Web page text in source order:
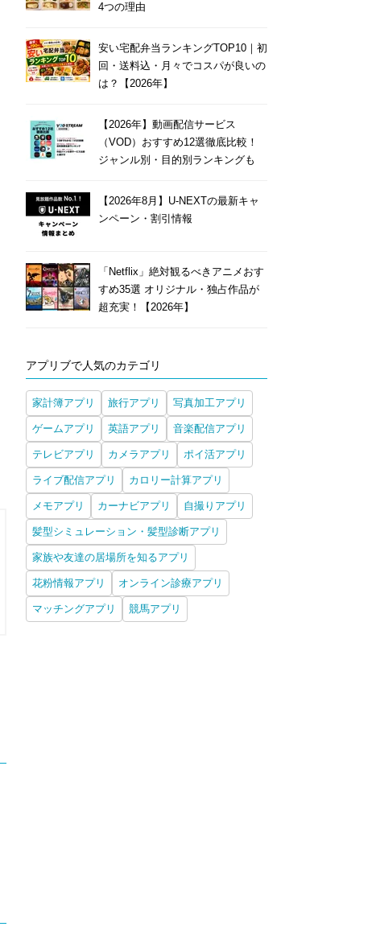
4つの理由
安い宅配弁当ランキングTOP10｜初
回・送料込・月々でコスパが良いの
は？【2026年】
【2026年】動画配信サービス
（VOD）おすすめ12選徹底比較！
ジャンル別・目的別ランキングも
【2026年8月】U-NEXTの最新キャ
ンペーン・割引情報
「Netflix」絶対観るべきアニメおす
すめ35選 オリジナル・独占作品が
超充実！【2026年】
アプリブで人気のカテゴリ
家計簿アプリ 旅行アプリ 写真加工アプリ
ゲームアプリ 英語アプリ 音楽配信アプリ
テレビアプリ カメラアプリ ポイ活アプリ
ライブ配信アプリ カロリー計算アプリ
メモアプリ カーナビアプリ 自撮りアプリ
髪型シミュレーション・髪型診断アプリ
家族や友達の居場所を知るアプリ
花粉情報アプリ オンライン診療アプリ
マッチングアプリ 競馬アプリ